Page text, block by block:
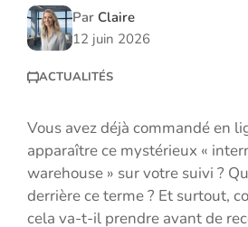
Par Claire
12 juin 2026
ACTUALITÉS
Vous avez déjà commandé en
apparaître ce mystérieux «
warehouse » sur votre suivi ?
derrière ce terme ? Et surtout,
cela va-t-il prendre avant de